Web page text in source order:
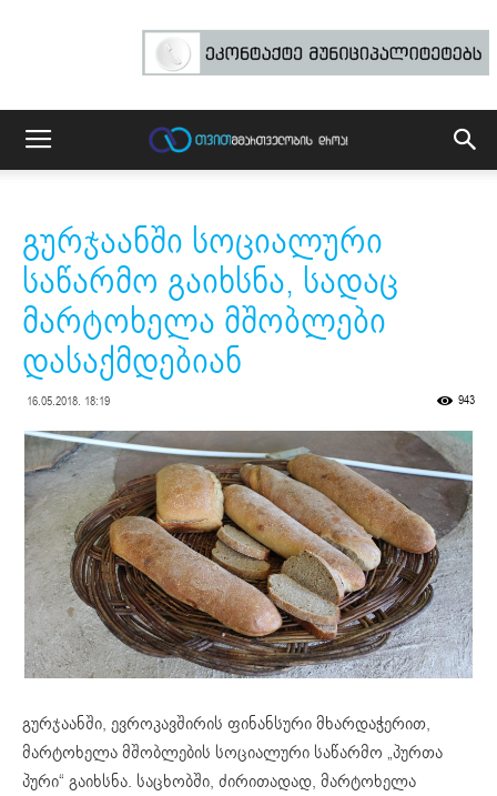
გურჯაანში სოციალური
საწარმო გაიხსნა, სადაც
მარტოხელა მშობლები
დასაქმდებიან
16.05.2018. 18:19 943
გურჯაანში, ევროკავშირის ფინანსური მხარდაჭერით,
მარტოხელა მშობლების სოციალური საწარმო „პურთა
პური“ გაიხსნა. საცხობში, ძირითადად, მარტოხელა